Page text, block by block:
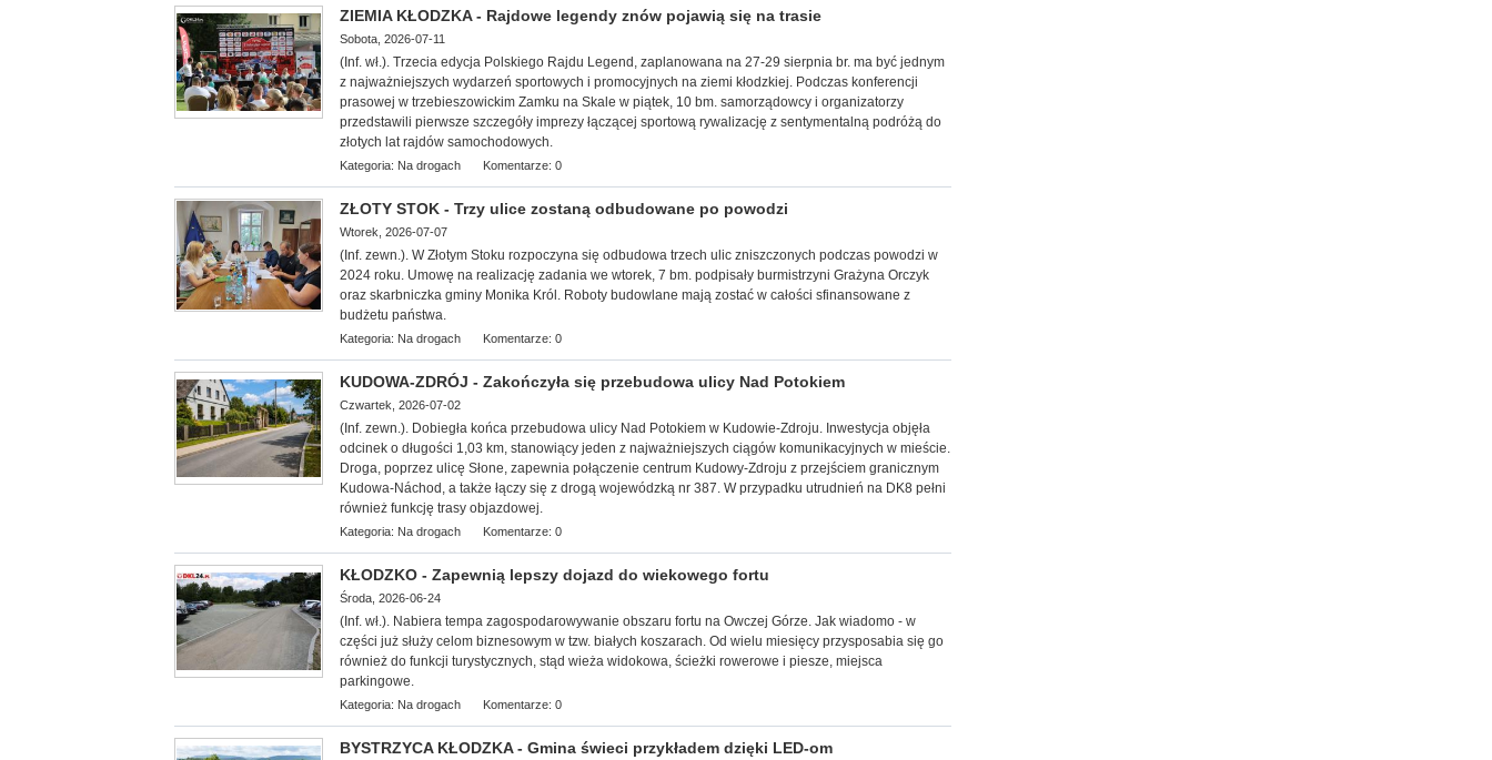
ZIEMIA KŁODZKA - Rajdowe legendy znów pojawią się na trasie
Sobota, 2026-07-11
(Inf. wł.). Trzecia edycja Polskiego Rajdu Legend, zaplanowana na 27-29 sierpnia br. ma być jednym
z najważniejszych wydarzeń sportowych i promocyjnych na ziemi kłodzkiej. Podczas konferencji
prasowej w trzebieszowickim Zamku na Skale w piątek, 10 bm. samorządowcy i organizatorzy
przedstawili pierwsze szczegóły imprezy łączącej sportową rywalizację z sentymentalną podróżą do
złotych lat rajdów samochodowych.
Kategoria: Na drogach Komentarze: 0
ZŁOTY STOK - Trzy ulice zostaną odbudowane po powodzi
Wtorek, 2026-07-07
(Inf. zewn.). W Złotym Stoku rozpoczyna się odbudowa trzech ulic zniszczonych podczas powodzi w
2024 roku. Umowę na realizację zadania we wtorek, 7 bm. podpisały burmistrzyni Grażyna Orczyk
oraz skarbniczka gminy Monika Król. Roboty budowlane mają zostać w całości sfinansowane z
budżetu państwa.
Kategoria: Na drogach Komentarze: 0
KUDOWA-ZDRÓJ - Zakończyła się przebudowa ulicy Nad Potokiem
Czwartek, 2026-07-02
(Inf. zewn.). Dobiegła końca przebudowa ulicy Nad Potokiem w Kudowie-Zdroju. Inwestycja objęła
odcinek o długości 1,03 km, stanowiący jeden z najważniejszych ciągów komunikacyjnych w mieście.
Droga, poprzez ulicę Słone, zapewnia połączenie centrum Kudowy-Zdroju z przejściem granicznym
Kudowa-Náchod, a także łączy się z drogą wojewódzką nr 387. W przypadku utrudnień na DK8 pełni
również funkcję trasy objazdowej.
Kategoria: Na drogach Komentarze: 0
KŁODZKO - Zapewnią lepszy dojazd do wiekowego fortu
Środa, 2026-06-24
(Inf. wł.). Nabiera tempa zagospodarowywanie obszaru fortu na Owczej Górze. Jak wiadomo - w
części już służy celom biznesowym w tzw. białych koszarach. Od wielu miesięcy przysposabia się go
również do funkcji turystycznych, stąd wieża widokowa, ścieżki rowerowe i piesze, miejsca
parkingowe.
Kategoria: Na drogach Komentarze: 0
BYSTRZYCA KŁODZKA - Gmina świeci przykładem dzięki LED-om